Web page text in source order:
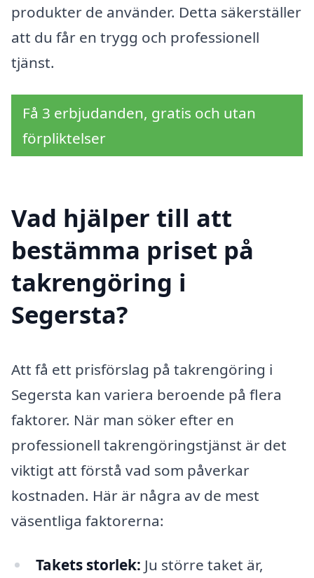
produkter de använder. Detta säkerställer
att du får en trygg och professionell
tjänst.
Få 3 erbjudanden, gratis och utan
förpliktelser
Vad hjälper till att
bestämma priset på
takrengöring i
Segersta?
Att få ett prisförslag på takrengöring i
Segersta kan variera beroende på flera
faktorer. När man söker efter en
professionell takrengöringstjänst är det
viktigt att förstå vad som påverkar
kostnaden. Här är några av de mest
väsentliga faktorerna:
Takets storlek: Ju större taket är,